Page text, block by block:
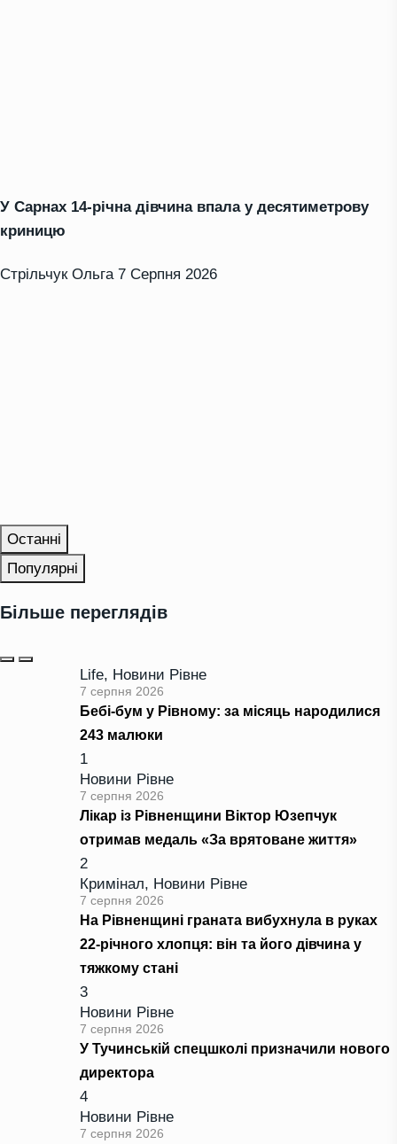
У Сарнах 14-річна дівчина впала у десятиметрову
криницю
Стрільчук Ольга 7 Серпня 2026
Останні
Популярні
Більше переглядів
Life, Новини Рівне
7 серпня 2026
Бебі-бум у Рівному: за місяць народилися
243 малюки
1
Новини Рівне
7 серпня 2026
Лікар із Рівненщини Віктор Юзепчук
отримав медаль «За врятоване життя»
2
Кримінал, Новини Рівне
7 серпня 2026
На Рівненщині граната вибухнула в руках
22-річного хлопця: він та його дівчина у
тяжкому стані
3
Новини Рівне
7 серпня 2026
У Тучинській спецшколі призначили нового
директора
4
Новини Рівне
7 серпня 2026